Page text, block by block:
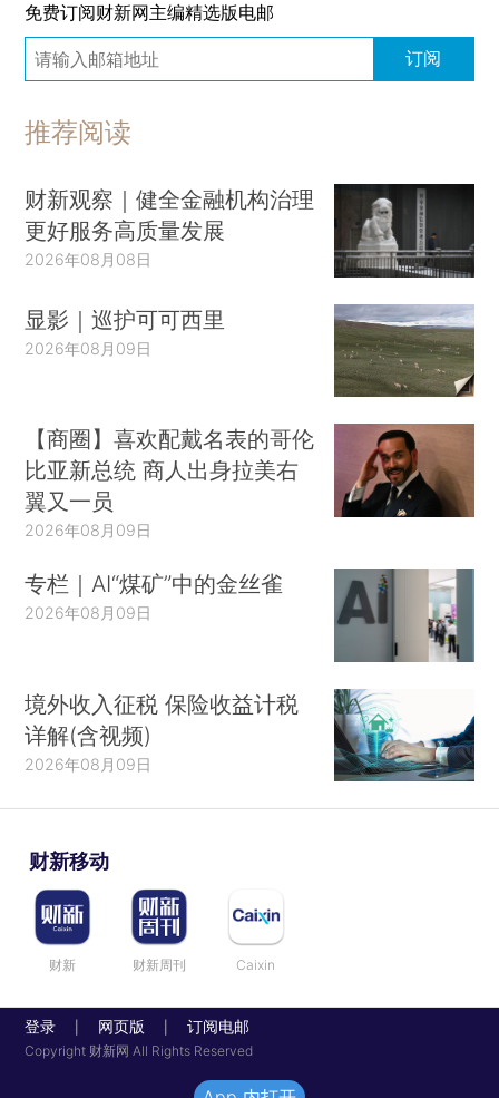
免费订阅财新网主编精选版电邮
订阅
推荐阅读
财新观察｜健全金融机构治理
更好服务高质量发展
2026年08月08日
显影｜巡护可可西里
2026年08月09日
【商圈】喜欢配戴名表的哥伦
比亚新总统 商人出身拉美右
翼又一员
2026年08月09日
专栏｜AI“煤矿”中的金丝雀
2026年08月09日
境外收入征税 保险收益计税
详解(含视频)
2026年08月09日
财新移动
财新 财新周刊 Caixin
登录 网页版 订阅电邮
Copyright 财新网 All Rights Reserved